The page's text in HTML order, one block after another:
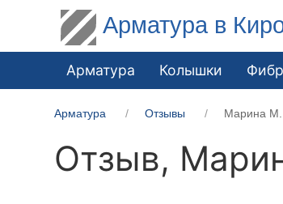
Арматура в
Арматура Колышки
Арматура Отзывы Марина М.
Отзыв,